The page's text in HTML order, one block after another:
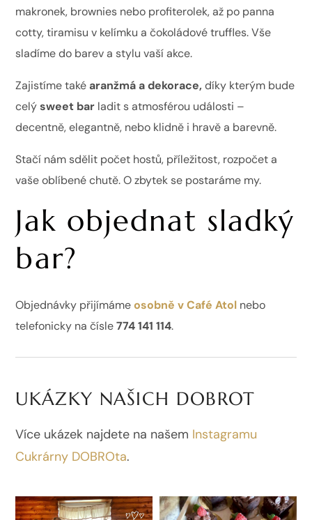
makronek, brownies nebo profiterolek, až po panna
cotty, tiramisu v kelímku a čokoládové truffles. Vše
sladíme do barev a stylu vaší akce.
Zajistíme také aranžmá a dekorace, díky kterým bude
celýsweet bar ladit s atmosférou události –
decentně, elegantně, nebo klidně i hravě a barevně.
Stačí nám sdělit počet hostů, příležitost, rozpočet a
vaše oblíbené chutě. O zbytek se postaráme my.
Jak objednat sladký
bar?
Objednávky přijímáme osobně v Café Atol nebo
telefonicky na čísle774 141 114.
UKÁZKY NAŠICH DOBROT
Více ukázek najdete na našem Instagramu
Cukrárny DOBROta.